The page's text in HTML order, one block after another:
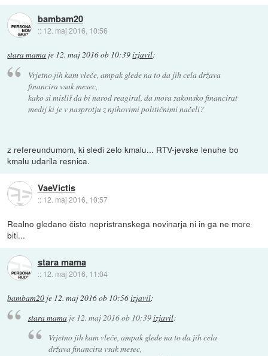
bambam20
:: 12. maj 2016, 10:56
stara mama je 12. maj 2016 ob 10:39izjavil:
Vrjetno jih kam vleče, ampak glede na to da jih cela država
financira vsak mesec,
kako si misliš da bi narod reagiral, da mora zakonsko financirat
medij ki je v nasprotju z njihovimi političnimi načeli?
z refereundumom, ki sledi zelo kmalu... RTV-jevske lenuhe bo
kmalu udarila resnica.
VaeVictis
:: 12. maj 2016, 10:57
Realno gledano čisto nepristranskega novinarja ni in ga ne more
biti...
stara mama
:: 12. maj 2016, 11:04
bambam20 je 12. maj 2016 ob 10:56izjavil:
stara mamaje 12. maj 2016 ob 10:39izjavil:
Vrjetno jih kam vleče, ampak glede na to da jih cela
država financira vsak mesec,